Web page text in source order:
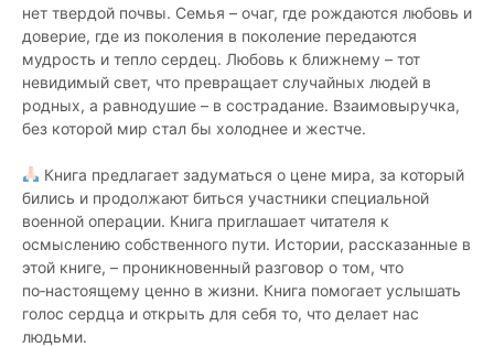
нет твердой почвы. Семья – очаг, где рождаются любовь и
доверие, где из поколения в поколение передаются
мудрость и тепло сердец. Любовь к ближнему – тот
невидимый свет, что превращает случайных людей в
родных, а равнодушие – в сострадание. Взаимовыручка,
без которой мир стал бы холоднее и жестче.
Книга предлагает задуматься о цене мира, за который
бились и продолжают биться участники специальной
военной операции. Книга приглашает читателя к
осмыслению собственного пути. Истории, рассказанные в
этой книге, – проникновенный разговор о том, что
по‑настоящему ценно в жизни. Книга помогает услышать
голос сердца и открыть для себя то, что делает нас
людьми.